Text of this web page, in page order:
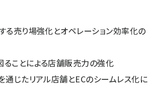
売り場強化とオペレーション効率化の
ことによる店舗販売力の強化
通じたリアル店舗とECのシームレス化に